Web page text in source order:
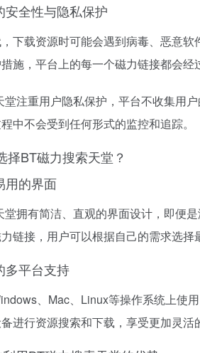
安全性与隐私保护
下载资源时可能会遇到病毒、恶意
施，平台上的每一个磁力链接都会经
堂注重用户隐私保护，平台不收集用
中不会受到任何形式的监控和追踪。
择BT磁力搜索天堂？
用的界面
堂拥有简洁、直观的界面设计，即便
链接，用户可以根据自己的需求选择
多平台支持
、Mac、Linux等操作系统上使
进行资源搜索和下载，享受更加灵活